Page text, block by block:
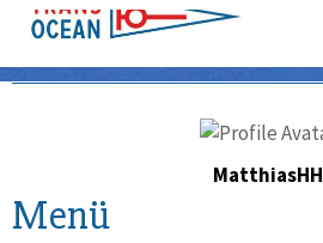
MatthiasHH
Menü